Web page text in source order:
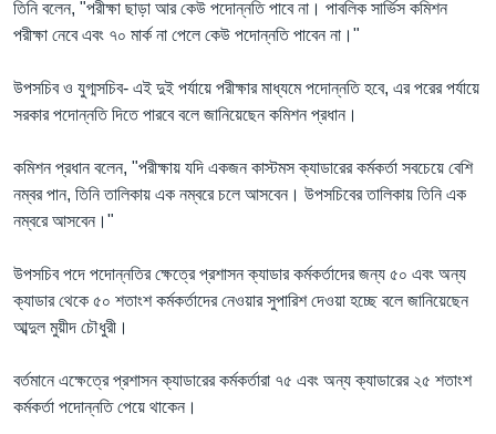
তিনি বলেন, "পরীক্ষা ছাড়া আর কেউ পদোন্নতি পাবে না। পাবলিক সার্ভিস কমিশন
পরীক্ষা নেবে এবং ৭০ মার্ক না পেলে কেউ পদোন্নতি পাবেন না।"
উপসচিব ও যুগ্মসচিব- এই দুই পর্যায়ে পরীক্ষার মাধ্যমে পদোন্নতি হবে, এর পরের পর্যায়ে
সরকার পদোন্নতি দিতে পারবে বলে জানিয়েছেন কমিশন প্রধান।
কমিশন প্রধান বলেন, "পরীক্ষায় যদি একজন কাস্টমস ক্যাডারের কর্মকর্তা সবচেয়ে বেশি
নম্বর পান, তিনি তালিকায় এক নম্বরে চলে আসবেন। উপসচিবের তালিকায় তিনি এক
নম্বরে আসবেন।"
উপসচিব পদে পদোন্নতির ক্ষেত্রে প্রশাসন ক্যাডার কর্মকর্তাদের জন্য ৫০ এবং অন্য
ক্যাডার থেকে ৫০ শতাংশ কর্মকর্তাদের নেওয়ার সুপারিশ দেওয়া হচ্ছে বলে জানিয়েছেন
আব্দুল মুয়ীদ চৌধুরী।
বর্তমানে এক্ষেত্রে প্রশাসন ক্যাডারের কর্মকর্তারা ৭৫ এবং অন্য ক্যাডারের ২৫ শতাংশ
কর্মকর্তা পদোন্নতি পেয়ে থাকেন।